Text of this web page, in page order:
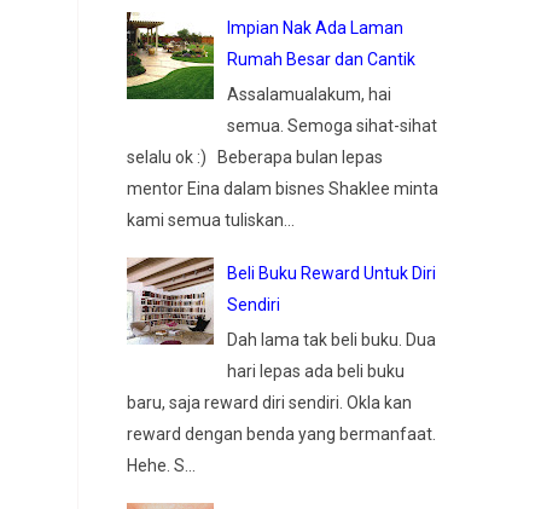
Impian Nak Ada Laman
Rumah Besar dan Cantik
Assalamualakum, hai
semua. Semoga sihat-sihat
selalu ok :) Beberapa bulan lepas
mentor Eina dalam bisnes Shaklee minta
kami semua tuliskan...
Beli Buku Reward Untuk Diri
Sendiri
Dah lama tak beli buku. Dua
hari lepas ada beli buku
baru, saja reward diri sendiri. Okla kan
reward dengan benda yang bermanfaat.
Hehe. S...